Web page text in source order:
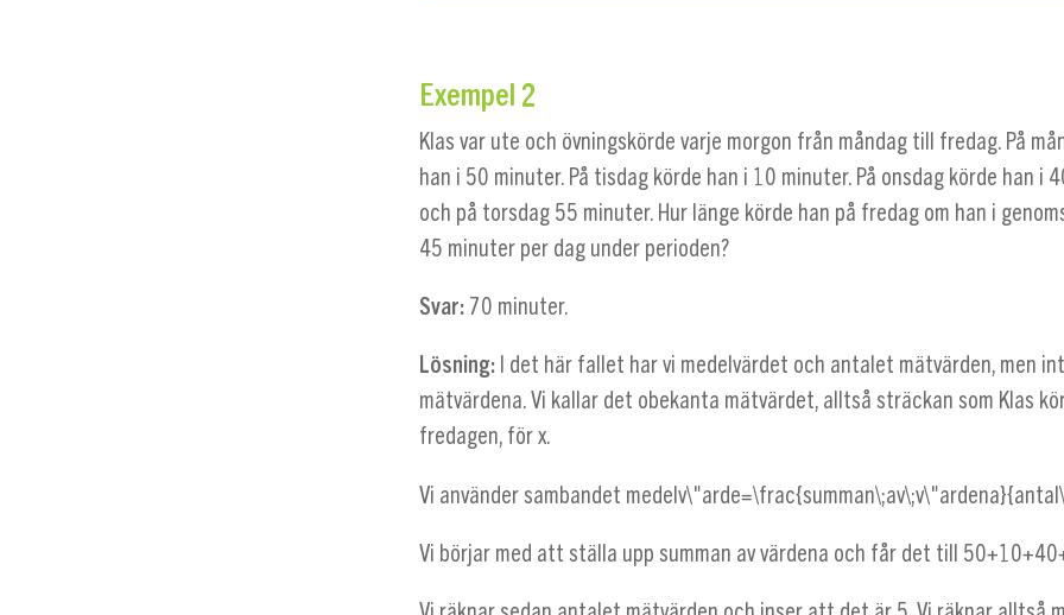
Exempel 2
Klas var ute och övningskörde varje morgon från måndag till fredag. På
han i 50 minuter. På tisdag körde han i 10 minuter. På onsdag körde han i
och på torsdag 55 minuter. Hur länge körde han på fredag om han i
45 minuter per dag under perioden?
Svar: 70 minuter.
Lösning:
I det här fallet har vi medelvärdet och antalet mätvärden, men
mätvärdena. Vi kallar det obekanta mätvärdet, alltså sträckan som Klas
fredagen, för x.
Vi använder sambandet
Vi börjar med att ställa upp summan av värdena och får det till